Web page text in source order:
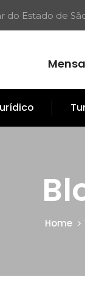
do Estado de
Home